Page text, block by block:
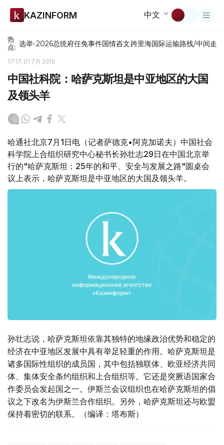
KAZINFORM 中文
热
点: 选举-2026总统府任免事件国情咨文跨里海国际运输路线/中间走廊
17:17, 01 7月 2016
中国社科院：哈萨克斯坦是中亚地区的大国
及领头羊
哈通社北京7月1日电（记者萨德克•阿克加诺夫）中国社会
科学院上合组织研究中心秘书长孙壮志29日在中国北京举
行的"哈萨克斯坦：25年的和平、安全与发展之路"圆桌会
议上表示，哈萨克斯坦是中亚地区的大国及领头羊。
孙壮志说，哈萨克斯坦依靠其独特的地缘政治优势和稳定的
经济在中亚地区发展中具有举足轻重的作用。哈萨克斯坦是
诸多国际性组织的成员国，其中包括独联体、欧亚经济共同
体、集体安全条约组织和上合组织等。它还是突厥语国家合
作委员会发起国之一。伊斯兰会议组织也在哈萨克斯坦的倡
议之下改名为伊斯兰合作组织。另外，哈萨克斯坦还与欧盟
保持着密切的联系。（编译：塔布斯）